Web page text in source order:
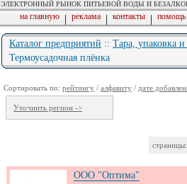
ЭЛЕКТРОННЫЙ РЫНОК ПИТЬЕВОЙ ВОДЫ И
на главную | реклама | контакты | помощь
Каталог предприятий :: Тара, упаковка
Термоусадочная плёнка
Сортировать по: рейтингу / алфавиту / дате
Уточнить регион ->
страницы:
ООО "Оптима"